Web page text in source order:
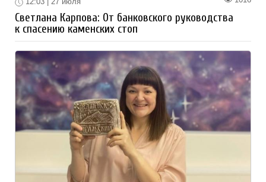
Светлана Карпова: От банковского руководства
к спасению каменских стоп